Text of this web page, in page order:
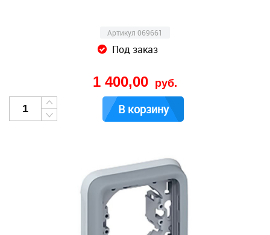
Артикул 069661
Под заказ
1 400,00 руб.
В корзину